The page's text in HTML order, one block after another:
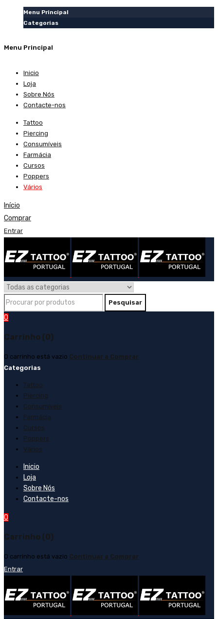
Menu Principal
Categorias
Menu Principal
Inicio
Loja
Sobre Nós
Contacte-nos
Tattoo
Piercing
Consumíveis
Farmácia
Cursos
Poppers
Vários
Início
Comprar
Entrar
0
Carrinho (0)
O carrinho está vazio Continuar a Comprar
Categorias
Tattoo
Piercing
Consumíveis
Farmácia
Cursos
Poppers
Vários
Inicio
Loja
Sobre Nós
Contacte-nos
0
Carrinho (0)
O carrinho está vazio Continuar a Comprar
Entrar